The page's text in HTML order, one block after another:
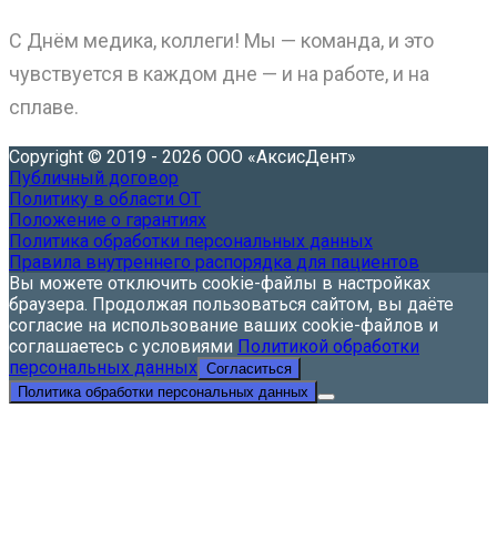
С Днём медика, коллеги! Мы — команда, и это
чувствуется в каждом дне — и на работе, и на
сплаве.
Copyright © 2019 - 2026 ООО «АксисДент»
Публичный договор
Политику в области ОТ
Положение о гарантиях
Политика обработки персональных данных
Правила внутреннего распорядка для пациентов
Вы можете отключить cookie-файлы в настройках
браузера. Продолжая пользоваться сайтом, вы даёте
согласие на использование ваших cookie-файлов и
соглашаетесь с условиями Политикой обработки
персональных данных Согласиться
Политика обработки персональных данных